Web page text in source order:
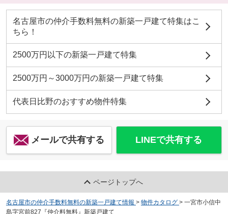
名古屋市の仲介手数料無料の新築一戸建て特集はこ
ちら！
2500万円以下の新築一戸建て特集
2500万円～3000万円の新築一戸建て特集
代表日比野のおすすめ物件特集
メールで共有する LINEで共有する
ページトップへ
名古屋市の仲介手数料無料の新築一戸建て情報 > 物件カタログ > 一宮市小信中
島字宮前827『仲介料無料』新築戸建て